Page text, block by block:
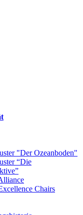
"Der Ozeanboden"
“Die
Chairs